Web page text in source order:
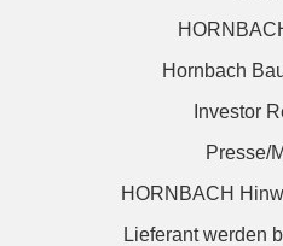
Hornbach
Investor
Presse/
HORNBACH
Lieferant werden